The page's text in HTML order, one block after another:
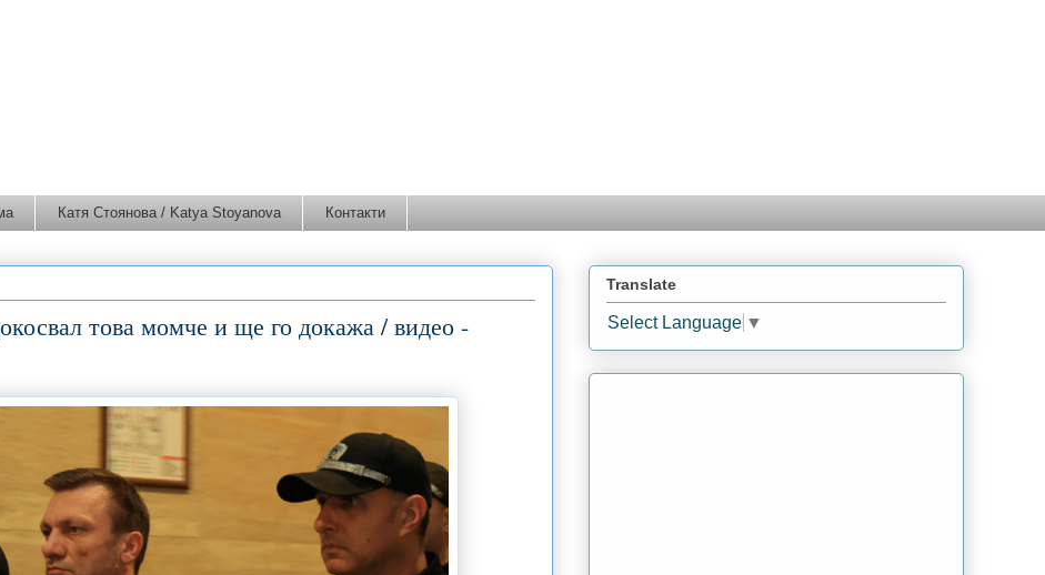
Катя Стоянова / Katya Stoyanova Контакти
това момче и ще го докажа / видео -
Translate
Select Language ▼